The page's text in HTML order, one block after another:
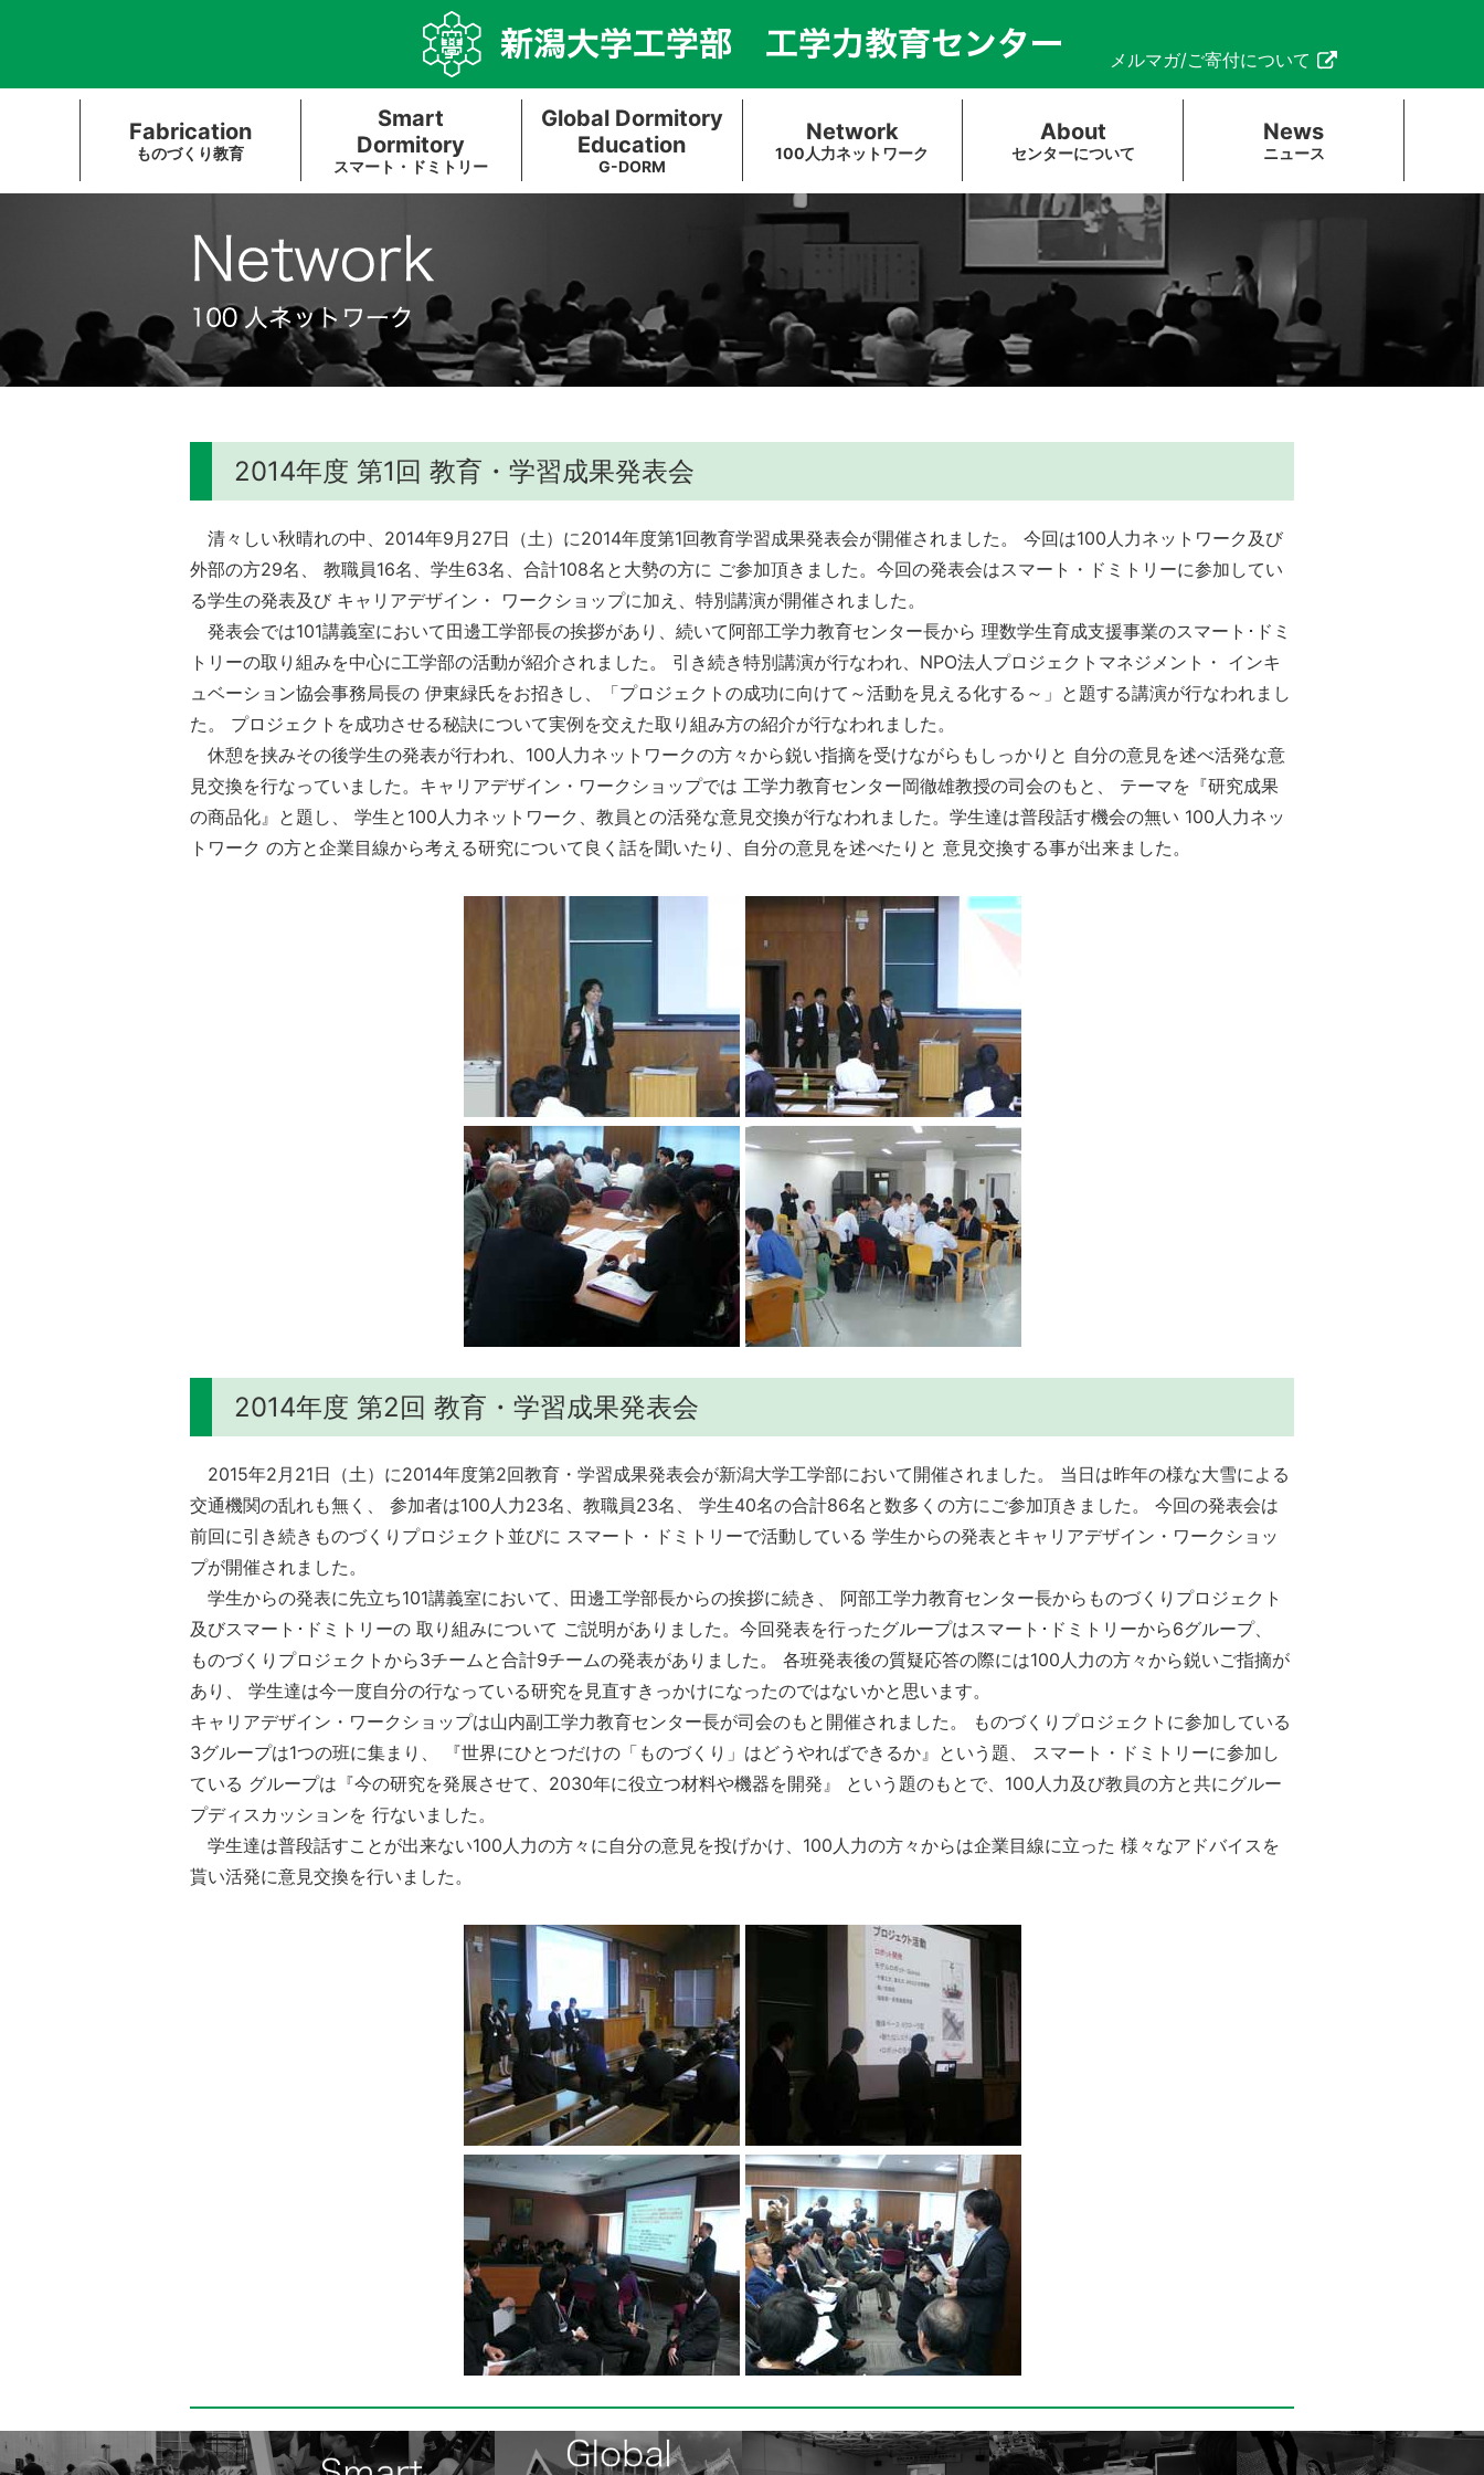
メルマガ/ご寄付について
Fabrication
ものづくり教育
Smart
Dormitory
スマート・ドミトリー
Global Dormitory
Education
G-DORM
Network
100人力ネットワーク
About
センターについて
News
ニュース
2014年度 第1回 教育・学習成果発表会
清々しい秋晴れの中、2014年9月27日（土）に2014年度第1回教育学習成果発表会が開催されました。 今回は100人力ネットワーク及び
外部の方29名、 教職員16名、学生63名、合計108名と大勢の方に ご参加頂きました。今回の発表会はスマート・ドミトリーに参加してい
る学生の発表及び キャリアデザイン・ ワークショップに加え、特別講演が開催されました。
発表会では101講義室において田邊工学部長の挨拶があり、続いて阿部工学力教育センター長から 理数学生育成支援事業のスマート･ドミ
トリーの取り組みを中心に工学部の活動が紹介されました。 引き続き特別講演が行なわれ、NPO法人プロジェクトマネジメント・ インキ
ュベーション協会事務局長の 伊東緑氏をお招きし、「プロジェクトの成功に向けて～活動を見える化する～」と題する講演が行なわれまし
た。 プロジェクトを成功させる秘訣について実例を交えた取り組み方の紹介が行なわれました。
休憩を挟みその後学生の発表が行われ、100人力ネットワークの方々から鋭い指摘を受けながらもしっかりと 自分の意見を述べ活発な意
見交換を行なっていました。キャリアデザイン・ワークショップでは 工学力教育センター岡徹雄教授の司会のもと、 テーマを『研究成果
の商品化』と題し、 学生と100人力ネットワーク、教員との活発な意見交換が行なわれました。学生達は普段話す機会の無い 100人力ネッ
トワーク の方と企業目線から考える研究について良く話を聞いたり、自分の意見を述べたりと 意見交換する事が出来ました。
2014年度 第2回 教育・学習成果発表会
2015年2月21日（土）に2014年度第2回教育・学習成果発表会が新潟大学工学部において開催されました。 当日は昨年の様な大雪による
交通機関の乱れも無く、 参加者は100人力23名、教職員23名、 学生40名の合計86名と数多くの方にご参加頂きました。 今回の発表会は
前回に引き続きものづくりプロジェクト並びに スマート・ドミトリーで活動している 学生からの発表とキャリアデザイン・ワークショッ
プが開催されました。
学生からの発表に先立ち101講義室において、田邊工学部長からの挨拶に続き、 阿部工学力教育センター長からものづくりプロジェクト
及びスマート･ドミトリーの 取り組みについて ご説明がありました。今回発表を行ったグループはスマート･ドミトリーから6グループ、
ものづくりプロジェクトから3チームと合計9チームの発表がありました。 各班発表後の質疑応答の際には100人力の方々から鋭いご指摘が
あり、 学生達は今一度自分の行なっている研究を見直すきっかけになったのではないかと思います。
キャリアデザイン・ワークショップは山内副工学力教育センター長が司会のもと開催されました。 ものづくりプロジェクトに参加している
3グループは1つの班に集まり、 『世界にひとつだけの「ものづくり」はどうやればできるか』という題、 スマート・ドミトリーに参加し
ている グループは『今の研究を発展させて、2030年に役立つ材料や機器を開発』 という題のもとで、100人力及び教員の方と共にグルー
プディスカッションを 行ないました。
学生達は普段話すことが出来ない100人力の方々に自分の意見を投げかけ、100人力の方々からは企業目線に立った 様々なアドバイスを
貰い活発に意見交換を行いました。